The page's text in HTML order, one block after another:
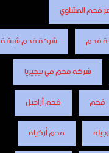
فحم المشاوي
فحم
شركة فحم شيشة
شركة فحم في نيجيريا
فحم
فحم أراجيل
فحم أركيلة